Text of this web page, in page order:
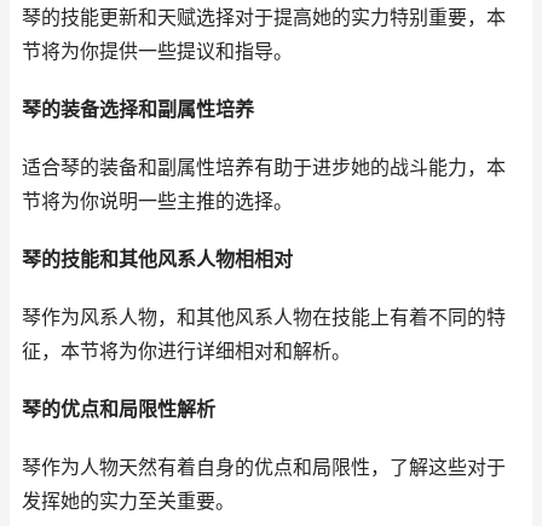
琴的技能更新和天赋选择对于提高她的实力特别重要，本
节将为你提供一些提议和指导。
琴的装备选择和副属性培养
适合琴的装备和副属性培养有助于进步她的战斗能力，本
节将为你说明一些主推的选择。
琴的技能和其他风系人物相相对
琴作为风系人物，和其他风系人物在技能上有着不同的特
征，本节将为你进行详细相对和解析。
琴的优点和局限性解析
琴作为人物天然有着自身的优点和局限性，了解这些对于
发挥她的实力至关重要。